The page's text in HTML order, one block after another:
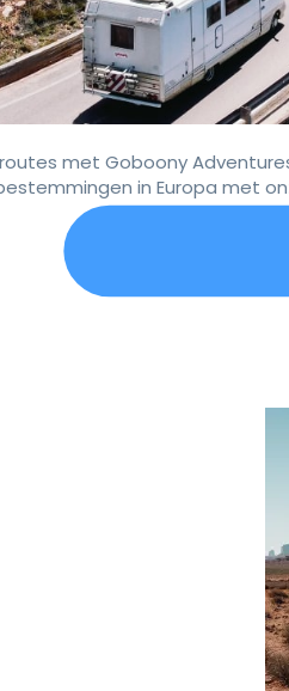
met Goboony
in Europa met